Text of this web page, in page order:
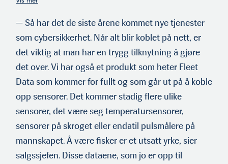
fjor omsatte selskapet for tett på 1,2 milliarder kroner og satt
igjen med nesten 300 millioner i pluss før skatt. Meget
imponerende.
— Så har det de siste årene kommet nye tjenester
som cybersik­kerhet. Når alt blir koblet på nett, er
det viktig at man har en trygg tilknytning å gjøre
det over. Vi har også et produkt som heter Fleet
Data som kommer for fullt og som går ut på å koble
opp sensorer. Det kommer stadig flere ulike
sensorer, det være seg temperatursensorer,
sensorer på skroget eller endatil pulsmålere på
mannskapet. Å være fisker er et utsatt yrke, sier
salgss­jefen. Disse dataene, som jo er opp til